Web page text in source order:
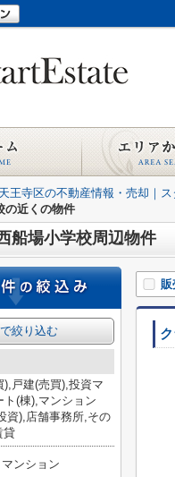
王寺区の不動産情報・売却｜ス
の近くの物件
船場小学校周辺物件
販
絞り込む
),戸建(売買),投資マ
ト(棟),マンション
資),店舗事務所,その
貸
マンション